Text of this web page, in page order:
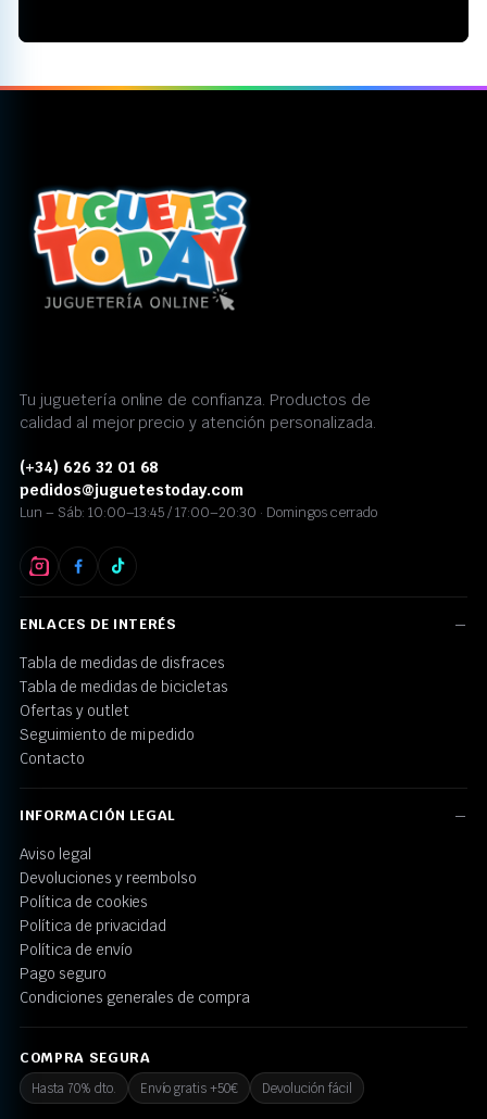
Tu juguetería online de confianza. Productos de
calidad al mejor precio y atención personalizada.
(+34) 626 32 01 68
pedidos@juguetestoday.com
Lun – Sáb: 10:00–13:45 / 17:00–20:30 · Domingos cerrado
ENLACES DE INTERÉS
Tabla de medidas de disfraces
Tabla de medidas de bicicletas
Ofertas y outlet
Seguimiento de mi pedido
Contacto
INFORMACIÓN LEGAL
Aviso legal
Devoluciones y reembolso
Política de cookies
Política de privacidad
Política de envío
Pago seguro
Condiciones generales de compra
COMPRA SEGURA
Hasta 70% dto. Envío gratis +50€ Devolución fácil